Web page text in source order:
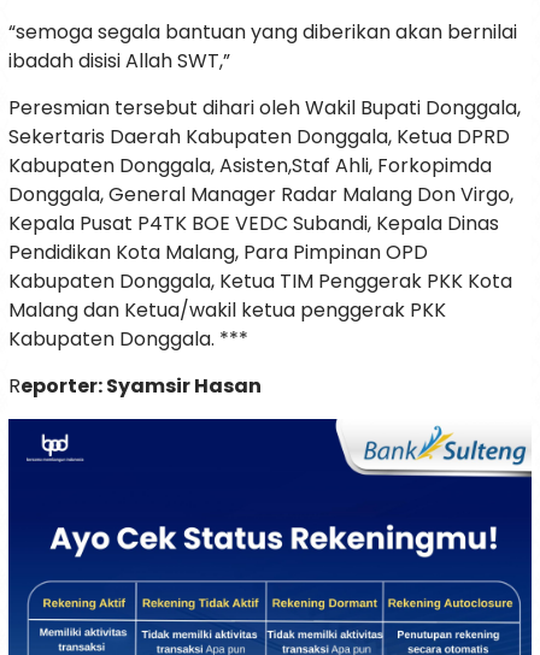
“semoga segala bantuan yang diberikan akan bernilai
ibadah disisi Allah SWT,”
Peresmian tersebut dihari oleh Wakil Bupati Donggala,
Sekertaris Daerah Kabupaten Donggala, Ketua DPRD
Kabupaten Donggala, Asisten,Staf Ahli, Forkopimda
Donggala, General Manager Radar Malang Don Virgo,
Kepala Pusat P4TK BOE VEDC Subandi, Kepala Dinas
Pendidikan Kota Malang, Para Pimpinan OPD
Kabupaten Donggala, Ketua TIM Penggerak PKK Kota
Malang dan Ketua/wakil ketua penggerak PKK
Kabupaten Donggala. ***
Reporter: Syamsir Hasan